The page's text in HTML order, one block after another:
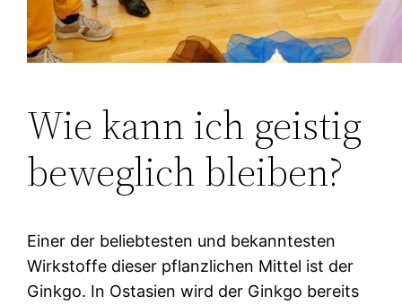
Wie kann ich geistig
beweglich bleiben?
Einer der beliebtesten und bekanntesten
Wirkstoffe dieser pflanzlichen Mittel ist der
Ginkgo. In Ostasien wird der Ginkgo bereits